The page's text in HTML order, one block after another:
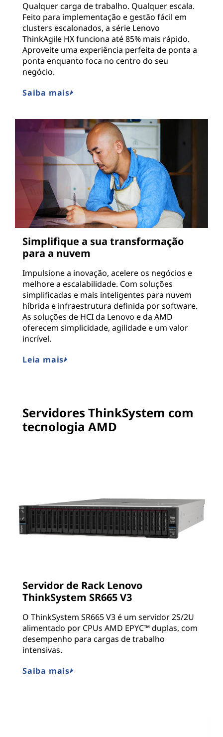
Qualquer carga de trabalho. Qualquer escala.
Feito para implementação e gestão fácil em
clusters escalonados, a série Lenovo
ThinkAgile HX funciona até 85% mais rápido.
Aproveite uma experiência perfeita de ponta a
ponta enquanto foca no centro do seu
negócio.
Saiba mais
Simplifique a sua transformação
para a nuvem
Impulsione a inovação, acelere os negócios e
melhore a escalabilidade. Com soluções
simplificadas e mais inteligentes para nuvem
híbrida e infraestrutura definida por software.
As soluções de HCI da Lenovo e da AMD
oferecem simplicidade, agilidade e um valor
incrível.
Leia mais
Servidores ThinkSystem com
tecnologia AMD
Servidor de Rack Lenovo
ThinkSystem SR665 V3
O ThinkSystem SR665 V3 é um servidor 2S/2U
alimentado por CPUs AMD EPYC™ duplas, com
desempenho para cargas de trabalho
intensivas.
Saiba mais